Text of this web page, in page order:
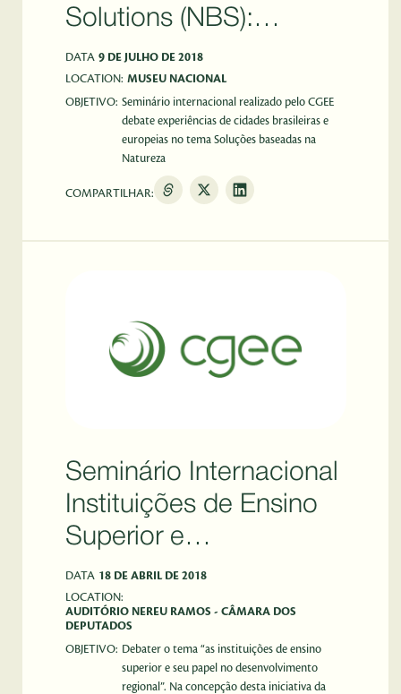
Solutions (NBS):
promoting urban nature
for more resilient cities
DATA 9 DE JULHO DE 2018
LOCATION: MUSEU NACIONAL
OBJETIVO: Seminário internacional realizado pelo CGEE
debate experiências de cidades brasileiras e
europeias no tema Soluções baseadas na
Natureza
COMPARTILHAR:
Seminário Internacional
Instituições de Ensino
Superior e
Desenvolvimento
Regional: parcerias,
iniciativas e
perspectivas
DATA 18 DE ABRIL DE 2018
LOCATION:
AUDITÓRIO NEREU RAMOS - CÂMARA DOS
DEPUTADOS
OBJETIVO: Debater o tema “as instituições de ensino
superior e seu papel no desenvolvimento
regional”. Na concepção desta iniciativa da